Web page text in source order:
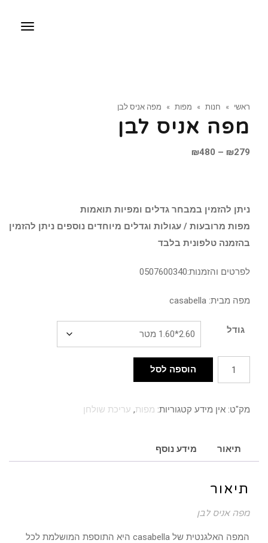
תפריט
ראשי » חנות » מפות » מפה אניס לבן
מפה אניס לבן
₪279
–
₪480
טווח
ניתן להזמין במבחר גדלים ומפיות תואמות
מפות מרובעות / עגולות וגדלים מיוחדים נוספים ניתן להזמין
בהזמנה טלפונית בלבד
לפרטים והזמנות:0507600340
מפה מבית: casabella
גודל
כמות
של
אניס
הוספה לסל
מק"ט: אין מידע קטגוריות: מפות, עריכת שולחן
תיאור מידע נוסף
תיאור
מפה אניס לבן
המפה האלגנטית של casabella היא התוספת המושלמת לכל